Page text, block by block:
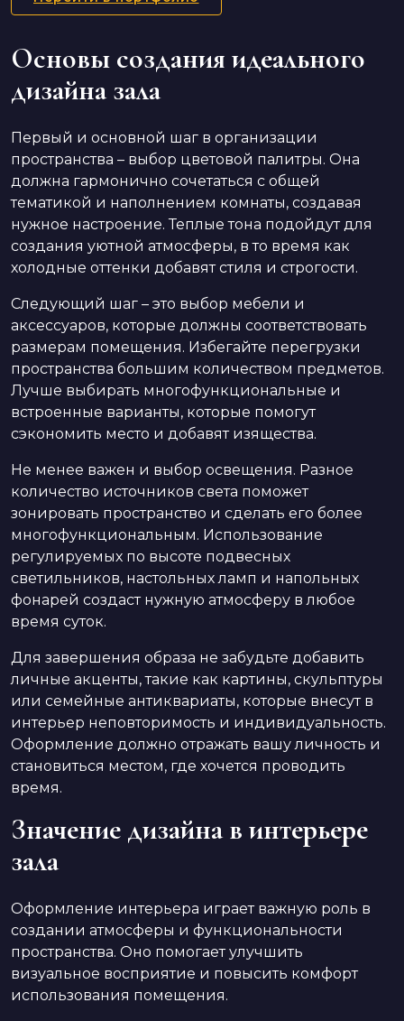
Основы создания идеального
дизайна зала
Первый и основной шаг в организации
пространства – выбор цветовой палитры. Она
должна гармонично сочетаться с общей
тематикой и наполнением комнаты, создавая
нужное настроение. Теплые тона подойдут для
создания уютной атмосферы, в то время как
холодные оттенки добавят стиля и строгости.
Следующий шаг – это выбор мебели и
аксессуаров, которые должны соответствовать
размерам помещения. Избегайте перегрузки
пространства большим количеством предметов.
Лучше выбирать многофункциональные и
встроенные варианты, которые помогут
сэкономить место и добавят изящества.
Не менее важен и выбор освещения. Разное
количество источников света поможет
зонировать пространство и сделать его более
многофункциональным. Использование
регулируемых по высоте подвесных
светильников, настольных ламп и напольных
фонарей создаст нужную атмосферу в любое
время суток.
Для завершения образа не забудьте добавить
личные акценты, такие как картины, скульптуры
или семейные антиквариаты, которые внесут в
интерьер неповторимость и индивидуальность.
Оформление должно отражать вашу личность и
становиться местом, где хочется проводить
время.
Значение дизайна в интерьере
зала
Оформление интерьера играет важную роль в
создании атмосферы и функциональности
пространства. Оно помогает улучшить
визуальное восприятие и повысить комфорт
использования помещения.